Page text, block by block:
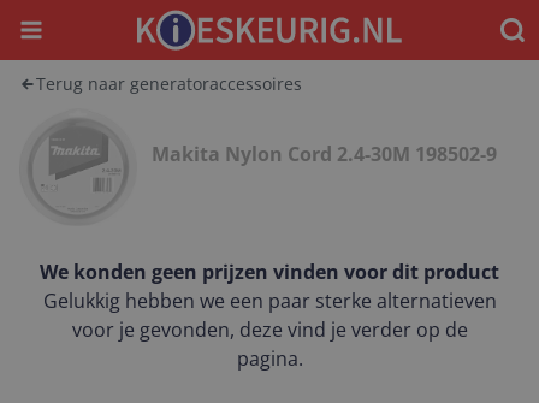
Menu
Terug naar generatoraccessoires
Makita Nylon Cord 2.4-30M 198502-9
We konden geen prijzen vinden voor dit product
Gelukkig hebben we een paar sterke alternatieven
voor je gevonden, deze vind je verder op de
pagina.